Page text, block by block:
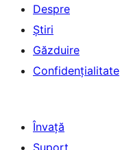
Despre
Știri
Găzduire
Confidențialitate
Învață
Suport